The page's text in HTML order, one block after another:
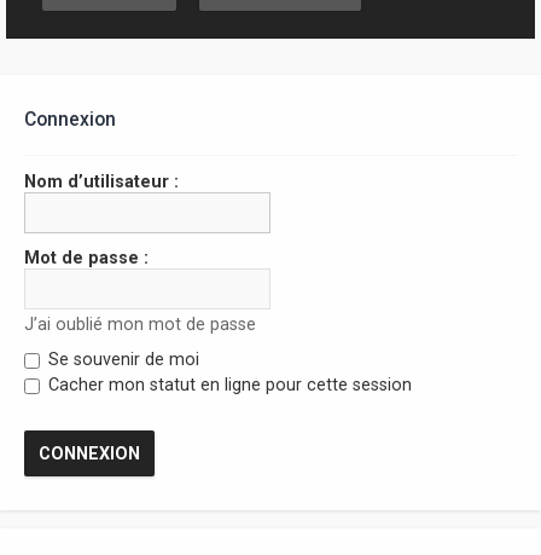
Connexion
Nom d’utilisateur :
Mot de passe :
J’ai oublié mon mot de passe
Se souvenir de moi
Cacher mon statut en ligne pour cette session